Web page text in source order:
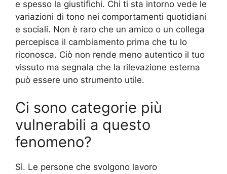
e spesso la giustifichi. Chi ti sta intorno vede le
variazioni di tono nei comportamenti quotidiani
e sociali. Non è raro che un amico o un collega
percepisca il cambiamento prima che tu lo
riconosca. Ciò non rende meno autentico il tuo
vissuto ma segnala che la rilevazione esterna
può essere uno strumento utile.
Ci sono categorie più
vulnerabili a questo
fenomeno?
Sì. Le persone che svolgono lavoro